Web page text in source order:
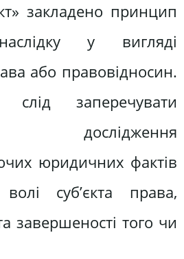
закладено принцип
у вигляді
або правовідносин.
заперечувати
дослідження
юридичних фактів
суб’єкта права,
завершеності того чи